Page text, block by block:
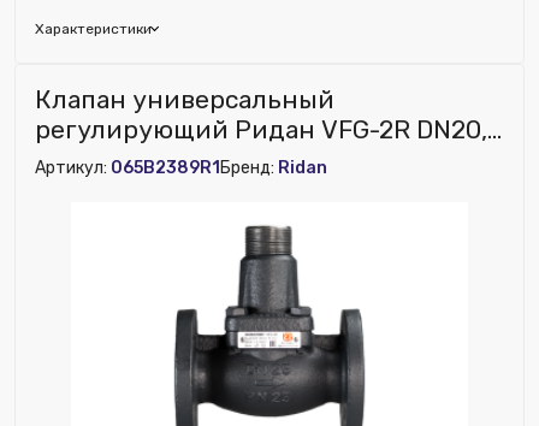
Характеристики
Возможность установки сервопривода:
Наличие обратного клапана:
Нет
Возможность установки термодатчика:
Наличие дренажа:Нет
Клапан универсальный
регулирующий Ридан VFG-2R DN20,
Kvs 6.3, PN25, Tmax 150, фланцевый,
Артикул: 065B2389R1 Бренд: Ridan